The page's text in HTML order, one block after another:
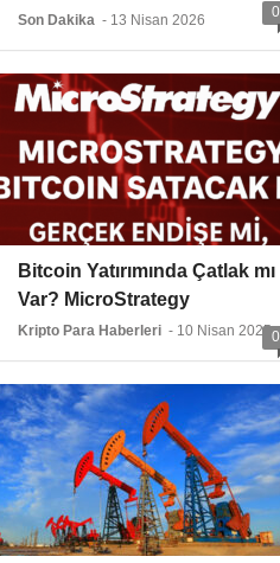
%2 BTC büyümesine ihtiyaç
duyması nedeniyle başka bir
Bitcoin alımının sinyalini
veriyor
Son Dakika - 13 Nisan 2026 0
Bitcoin Yatırımında Çatlak mı
Var? MicroStrategy
Sessizliğini Koruyor
Kripto Para Haberleri - 10 Nisan 20250